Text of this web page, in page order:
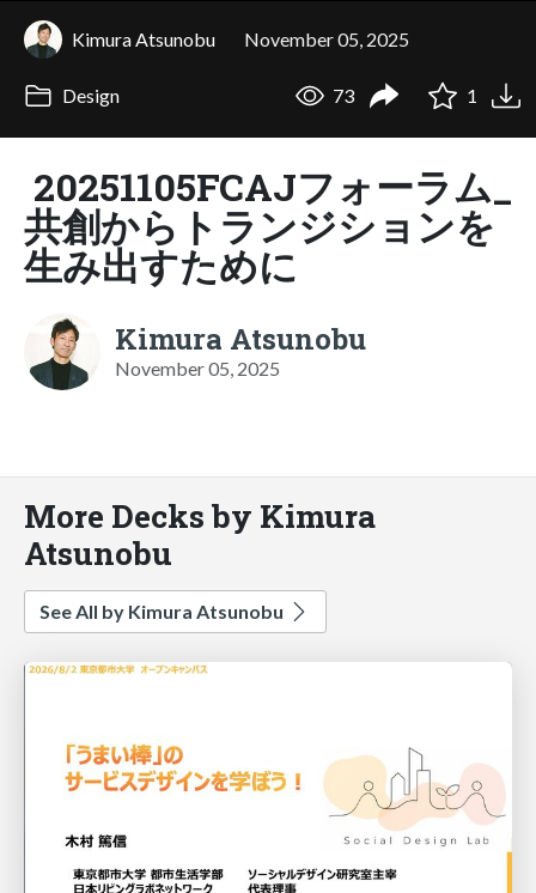
Kimura Atsunobu November 05, 2025
Design 73 1
20251105FCAJフォーラム_
共創からトランジションを
生み出すために
Kimura Atsunobu
November 05, 2025
More Decks by Kimura
Atsunobu
See All by Kimura Atsunobu